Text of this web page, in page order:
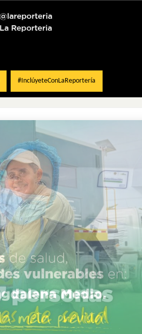
#InclúyeteConLaReportería